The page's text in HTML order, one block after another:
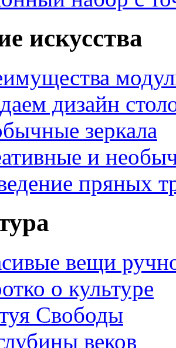
искусства
дизайн
зеркала
и
пряных
вещи
о культуре
Свободы
веков